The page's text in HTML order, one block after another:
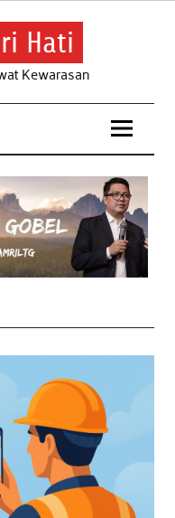
Hati
Kewarasan